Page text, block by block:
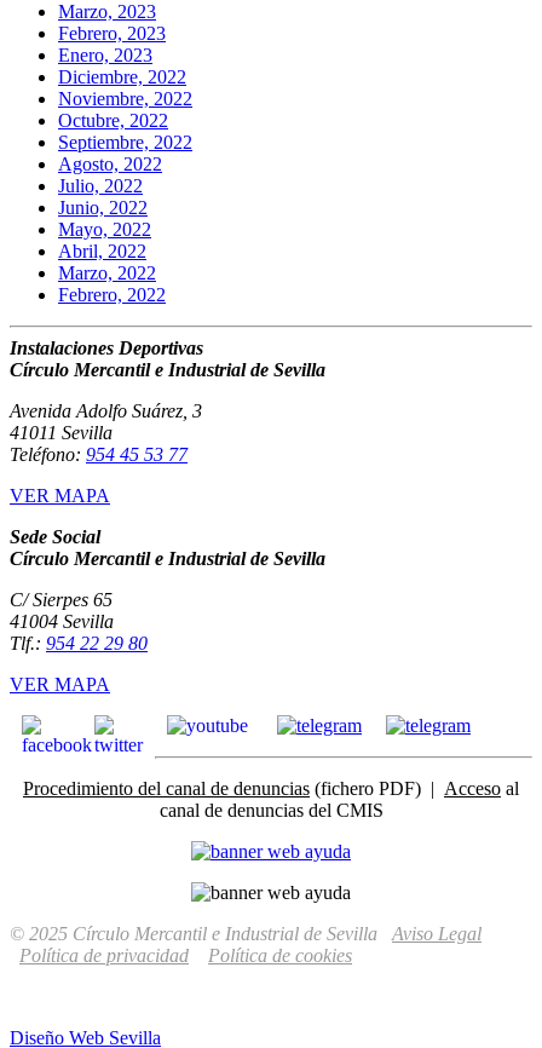
Marzo, 2023
Febrero, 2023
Enero, 2023
Diciembre, 2022
Noviembre, 2022
Octubre, 2022
Septiembre, 2022
Agosto, 2022
Julio, 2022
Junio, 2022
Mayo, 2022
Abril, 2022
Marzo, 2022
Febrero, 2022
Instalaciones Deportivas
Círculo Mercantil e Industrial de Sevilla
Avenida Adolfo Suárez, 3
41011 Sevilla
Teléfono: 954 45 53 77
VER MAPA
Sede Social
Círculo Mercantil e Industrial de Sevilla
C/ Sierpes 65
41004 Sevilla
Tlf.: 954 22 29 80
VER MAPA
Procedimiento del canal de denuncias (fichero PDF) | Acceso al
canal de denuncias del CMIS
© 2025 Círculo Mercantil e Industrial de Sevilla Aviso Legal
Política de privacidad
Política de cookies
Diseño Web Sevilla